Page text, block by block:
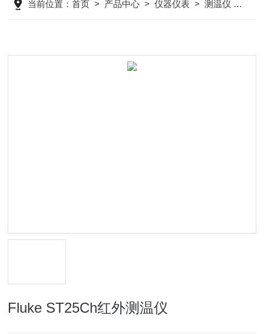
当前位置：首页 > 产品中心 >仪器仪表 >测温仪
Fluke ST25Ch红外测温仪